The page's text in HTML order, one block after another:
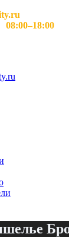
08:00–18:00